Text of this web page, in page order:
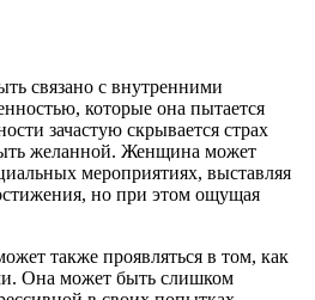
связано с внутренними
которые она пытается
зачастую скрывается страх
желанной. Женщина может
мероприятиях, выставляя
но при этом ощущая
также проявляться в том, как
Она может быть слишком